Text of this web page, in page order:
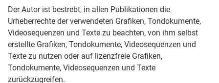
Der Autor ist bestrebt, in allen Publikationen die
Urheberrechte der verwendeten Grafiken, Tondokumente,
Videosequenzen und Texte zu beachten, von ihm selbst
erstellte Grafiken, Tondokumente, Videosequenzen und
Texte zu nutzen oder auf lizenzfreie Grafiken,
Tondokumente, Videosequenzen und Texte
zurückzugreifen.